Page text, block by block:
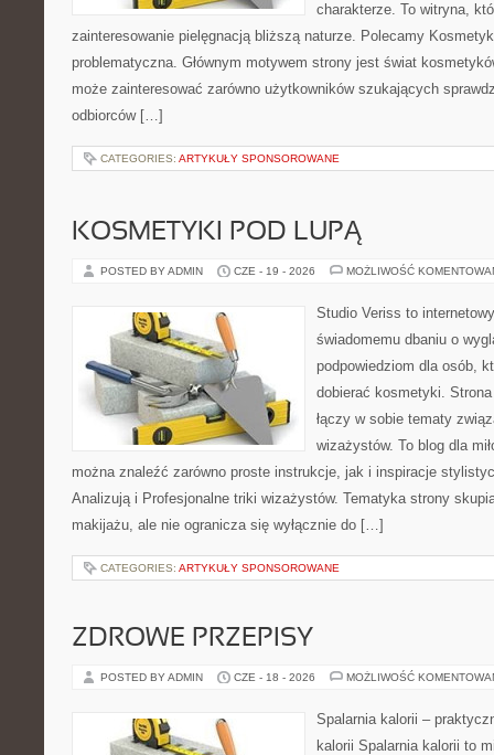
charakterze. To witryna,
zainteresowanie pielęgnacją bliższą naturze. Polecamy
problematyczna. Głównym motywem strony jest świat
może zainteresować zarówno użytkowników szukających
odbiorców […]
CATEGORIES: ARTYKUŁY SPONSOROWANE
KOSMETYKI POD LUPĄ
POSTED BY ADMIN CZE - 19 - 2026 MOŻLIWOŚĆ
Studio Veriss to
świadomemu dbaniu o
podpowiedziom dla osób,
dobierać kosmetyki.
łączy w sobie tematy
wizażystów. To blog dla
można znaleźć zarówno proste instrukcje, jak i inspiracje
Analizują i Profesjonalne triki wizażystów. Tematyka strony
makijażu, ale nie ogranicza się wyłącznie do […]
CATEGORIES: ARTYKUŁY SPONSOROWANE
ZDROWE PRZEPISY
POSTED BY ADMIN CZE - 18 - 2026 MOŻLIWOŚĆ
Spalarnia kalorii –
kalorii Spalarnia kalorii to